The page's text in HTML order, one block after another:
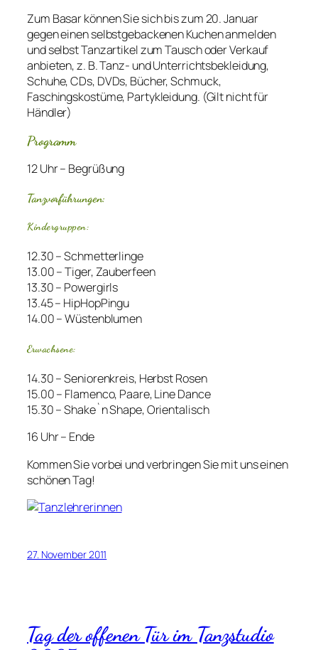
Zum Basar können Sie sich bis zum 20. Januar
gegen einen selbstgebackenen Kuchen anmelden
und selbst Tanzartikel zum Tausch oder Verkauf
anbieten, z. B. Tanz- und Unterrichtsbekleidung,
Schuhe, CDs, DVDs, Bücher, Schmuck,
Faschingskostüme, Partykleidung. (Gilt nicht für
Händler)
Programm
12 Uhr – Begrüßung
Tanzvorführungen:
Kindergruppen:
12.30 – Schmetterlinge
13.00 – Tiger, Zauberfeen
13.30 – Powergirls
13.45 – HipHopPingu
14.00 – Wüstenblumen
Erwachsene:
14.30 – Seniorenkreis, Herbst Rosen
15.00 – Flamenco, Paare, Line Dance
15.30 – Shake`n Shape, Orientalisch
16 Uhr – Ende
Kommen Sie vorbei und verbringen Sie mit uns einen
schönen Tag!
27. November 2011
Tag der offenen Tür im Tanzstudio